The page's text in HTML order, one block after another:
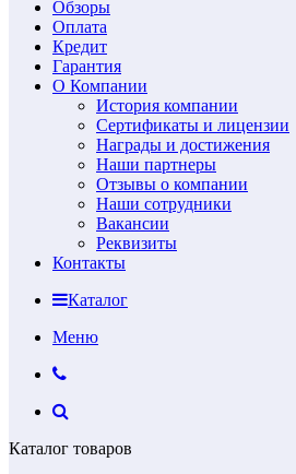
Обзоры
Оплата
Кредит
Гарантия
О Компании
История компании
Сертификаты и лицензии
Награды и достижения
Наши партнеры
Отзывы о компании
Наши сотрудники
Вакансии
Реквизиты
Контакты
Каталог
Меню
Каталог товаров